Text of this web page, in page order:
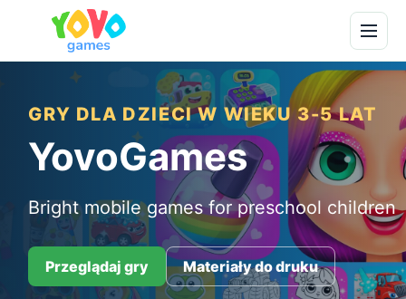
GRY DLA DZIECI W WIEKU 3-5 LAT
YovoGames
Bright mobile games for preschool children
Przeglądaj gry Materiały do druku